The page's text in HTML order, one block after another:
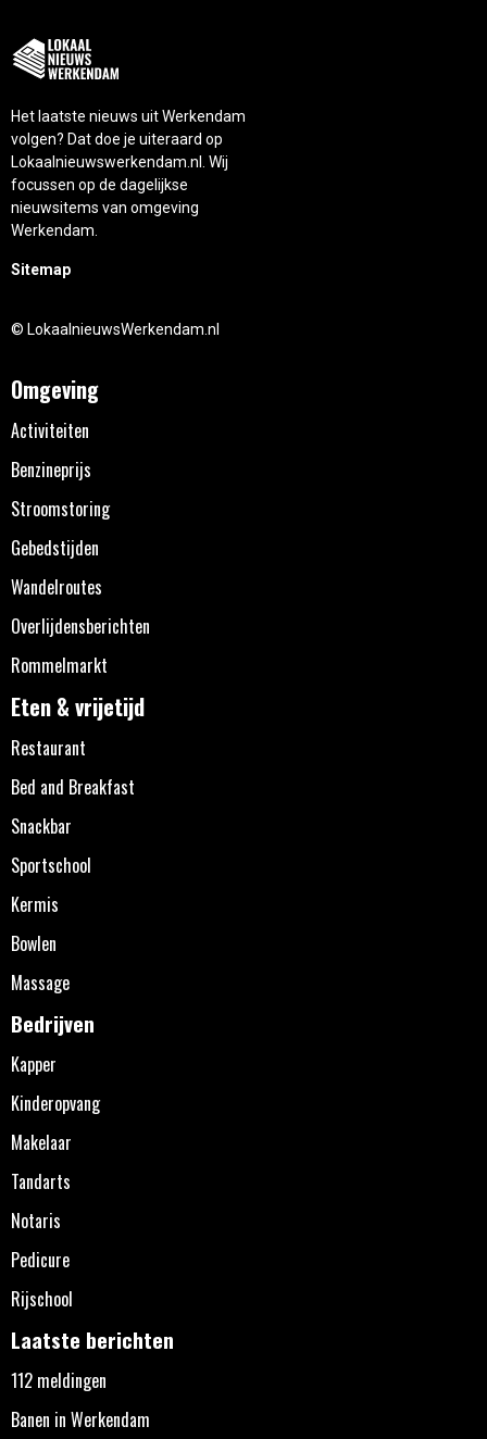
Het laatste nieuws uit Werkendam
volgen? Dat doe je uiteraard op
Lokaalnieuwswerkendam.nl. Wij
focussen op de dagelijkse
nieuwsitems van omgeving
Werkendam.
Sitemap
© LokaalnieuwsWerkendam.nl
Omgeving
Activiteiten
Benzineprijs
Stroomstoring
Gebedstijden
Wandelroutes
Overlijdensberichten
Rommelmarkt
Eten & vrijetijd
Restaurant
Bed and Breakfast
Snackbar
Sportschool
Kermis
Bowlen
Massage
Bedrijven
Kapper
Kinderopvang
Makelaar
Tandarts
Notaris
Pedicure
Rijschool
Laatste berichten
112 meldingen
Banen in Werkendam